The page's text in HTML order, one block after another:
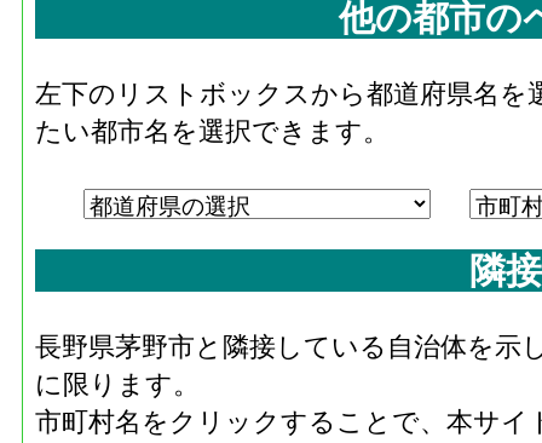
他の都市の
左下のリストボックスから都道府県名
たい都市名を選択できます。
隣
長野県茅野市と隣接している自治体を示
に限ります。
市町村名をクリックすることで、本サ